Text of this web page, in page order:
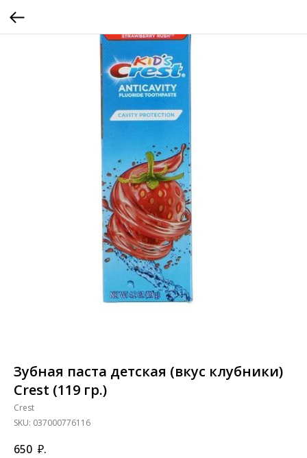
Зубная паста детская (вкус клубники)
Crest (119 гр.)
Crest
SKU: 037000776116
650 ₽.